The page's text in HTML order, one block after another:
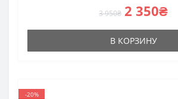
3 950₴ 2 350₴
В КОРЗИНУ
-20%